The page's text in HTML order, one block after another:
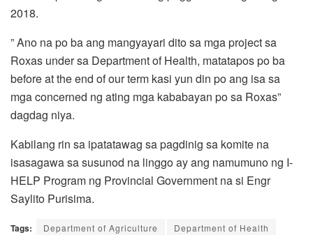
2018.
” Ano na po ba ang mangyayari dito sa mga project sa
Roxas under sa Department of Health, matatapos po ba
before at the end of our term kasi yun din po ang isa sa
mga concerned ng ating mga kababayan po sa Roxas”
dagdag niya.
Kabilang rin sa ipatatawag sa pagdinig sa komite na
isasagawa sa susunod na linggo ay ang namumuno ng I-
HELP Program ng Provincial Government na si Engr
Saylito Purisima.
Tags: Department of Agriculture
Department of Health